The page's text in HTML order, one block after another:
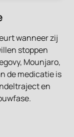
wanneer zij
stoppen
Mounjaro,
de medicatie is
en